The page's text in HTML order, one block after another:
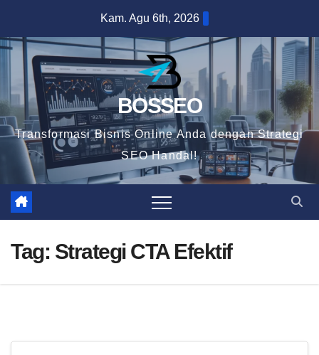
content
Kam. Agu 6th, 2026
BOSSEO
Transformasi Bisnis Online Anda dengan Strategi
SEO Handal!
Tag: Strategi CTA Efektif